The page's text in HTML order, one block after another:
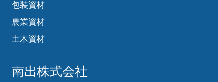
包装資材
農業資材
土木資材
南出株式会社